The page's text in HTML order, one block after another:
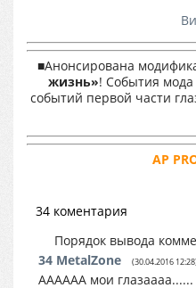
■Анонсирована
жизнь»! События мода
событий первой части
AP
34 коментария
Порядок вывода
34 MetalZone (30.04.2016
АААААА мои